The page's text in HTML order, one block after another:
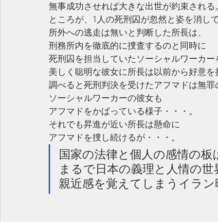
無事成功させれば大きな出世が約束される
ところが、1人の死刑囚が忽然と姿を消し
所外への逃走は無いと判断した所長は、
刑務所内を徹底的に捜査するのと同時に
死刑囚を担当していたソーシャルワーカ
美しく聡明な彼女に所長は以前から好意
調べると死刑判決を受けたアフマドは無
ソーシャルワーカーの彼女も
アフマドをかばっている様子・・・。
それでも昇進が近い所長は懸命に
アフマドを捜し続けるが・・・。
国家の法律と個人の感情の
まるで日本の義理と人情の世
親近感を覚えてしまうイラ